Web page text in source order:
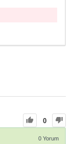
0
0 Yorum